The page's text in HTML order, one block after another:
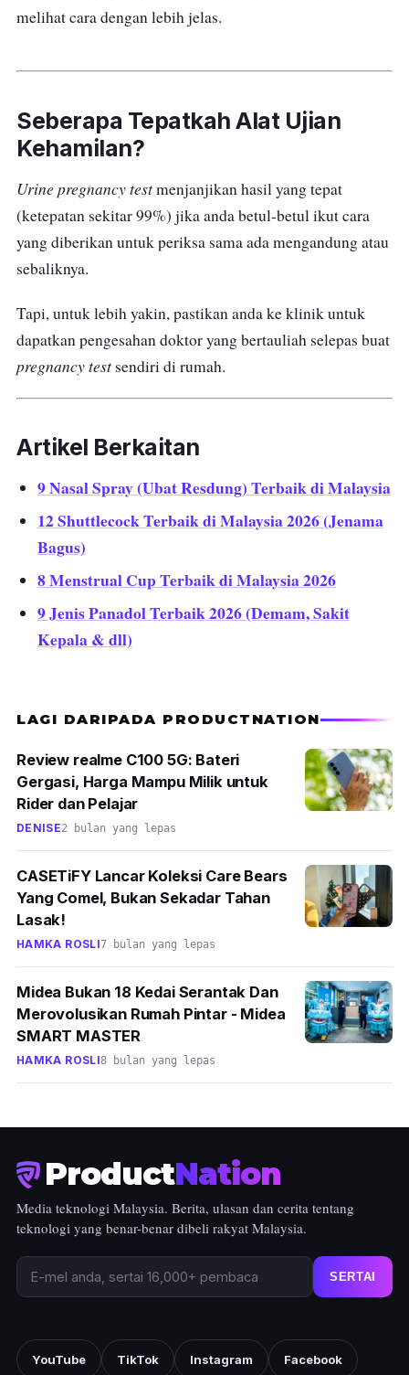
melihat cara dengan lebih jelas.
Seberapa Tepatkah Alat Ujian
Kehamilan?
Urine pregnancy testmenjanjikan hasil yang tepat
(ketepatan sekitar 99%) jika anda betul-betul ikut cara
yang diberikan untuk periksa sama ada mengandung atau
sebaliknya.
Tapi, untuk lebih yakin, pastikan anda ke klinik untuk
dapatkan pengesahan doktor yang bertauliah selepas buat
pregnancy test sendiri di rumah.
Artikel Berkaitan
9 Nasal Spray (Ubat Resdung) Terbaik di Malaysia
12 Shuttlecock Terbaik di Malaysia 2026 (Jenama
Bagus)
8 Menstrual Cup Terbaik di Malaysia 2026
9 Jenis Panadol Terbaik 2026 (Demam, Sakit
Kepala & dll)
LAGI DARIPADA PRODUCTNATION
Review realme C100 5G: Bateri
Gergasi, Harga Mampu Milik untuk
Rider dan Pelajar
DENISE2 bulan yang lepas
CASETiFY Lancar Koleksi Care Bears
Yang Comel, Bukan Sekadar Tahan
Lasak!
HAMKA ROSLI7 bulan yang lepas
Midea Bukan 18 Kedai Serantak Dan
Merovolusikan Rumah Pintar - Midea
SMART MASTER
HAMKA ROSLI8 bulan yang lepas
ProductNation
Media teknologi Malaysia. Berita, ulasan dan cerita tentang
teknologi yang benar-benar dibeli rakyat Malaysia.
SERTAI
YouTube TikTok Instagram Facebook